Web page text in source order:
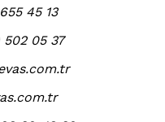
45 13
502 05 37